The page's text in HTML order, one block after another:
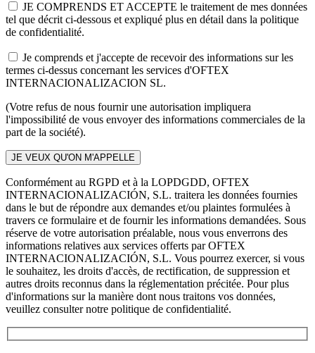
JE COMPRENDS ET ACCEPTE le traitement de mes données
tel que décrit ci-dessous et expliqué plus en détail dans la politique
de confidentialité.
Je comprends et j'accepte de recevoir des informations sur les
termes ci-dessus concernant les services d'OFTEX
INTERNACIONALIZACION SL.
(Votre refus de nous fournir une autorisation impliquera
l'impossibilité de vous envoyer des informations commerciales de la
part de la société).
Conformément au RGPD et à la LOPDGDD, OFTEX
INTERNACIONALIZACIÓN, S.L. traitera les données fournies
dans le but de répondre aux demandes et/ou plaintes formulées à
travers ce formulaire et de fournir les informations demandées. Sous
réserve de votre autorisation préalable, nous vous enverrons des
informations relatives aux services offerts par OFTEX
INTERNACIONALIZACIÓN, S.L. Vous pourrez exercer, si vous
le souhaitez, les droits d'accès, de rectification, de suppression et
autres droits reconnus dans la réglementation précitée. Pour plus
d'informations sur la manière dont nous traitons vos données,
veuillez consulter notre politique de confidentialité.